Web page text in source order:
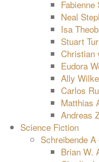
Fabienne
Neal
Isa
Stuart
Christian
Eudora
Ally
Carlos
Matthias
Andreas
Science Fiction
Schreibende A
Brian W.